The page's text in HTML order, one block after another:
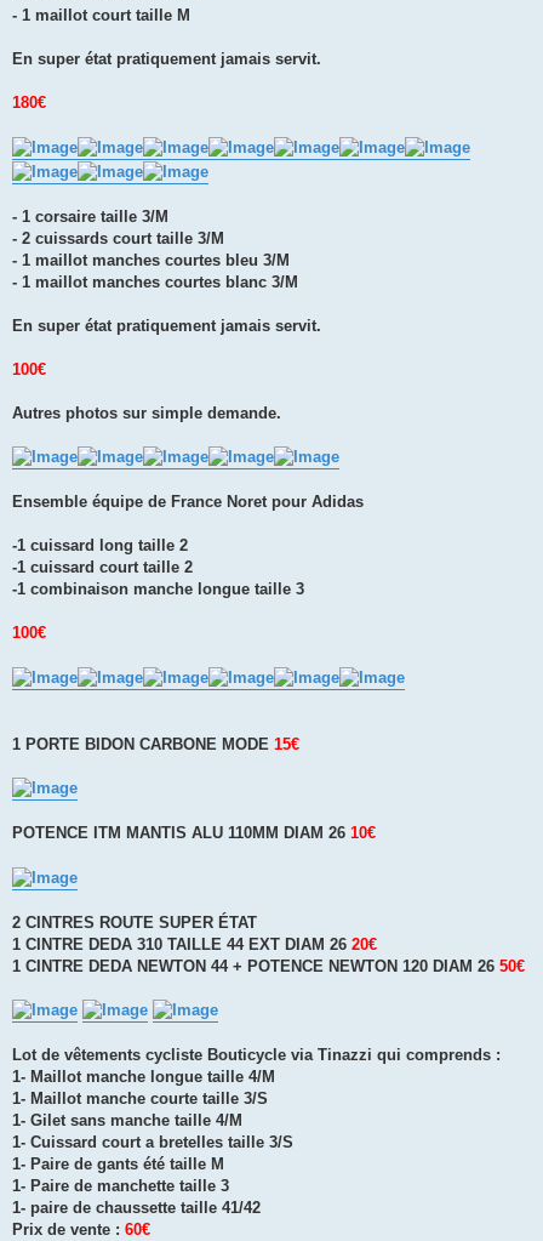
- 1 maillot court taille M
En super état pratiquement jamais servit.
180€
- 1 corsaire taille 3/M
- 2 cuissards court taille 3/M
- 1 maillot manches courtes bleu 3/M
- 1 maillot manches courtes blanc 3/M
En super état pratiquement jamais servit.
100€
Autres photos sur simple demande.
Ensemble équipe de France Noret pour Adidas
-1 cuissard long taille 2
-1 cuissard court taille 2
-1 combinaison manche longue taille 3
100€
1 PORTE BIDON CARBONE MODE 15€
POTENCE ITM MANTIS ALU 110MM DIAM 26 10€
2 CINTRES ROUTE SUPER ÉTAT
1 CINTRE DEDA 310 TAILLE 44 EXT DIAM 26 20€
1 CINTRE DEDA NEWTON 44 + POTENCE NEWTON 120 DIAM 26 50€
Lot de vêtements cycliste Bouticycle via Tinazzi qui comprends :
1- Maillot manche longue taille 4/M
1- Maillot manche courte taille 3/S
1- Gilet sans manche taille 4/M
1- Cuissard court a bretelles taille 3/S
1- Paire de gants été taille M
1- Paire de manchette taille 3
1- paire de chaussette taille 41/42
Prix de vente : 60€